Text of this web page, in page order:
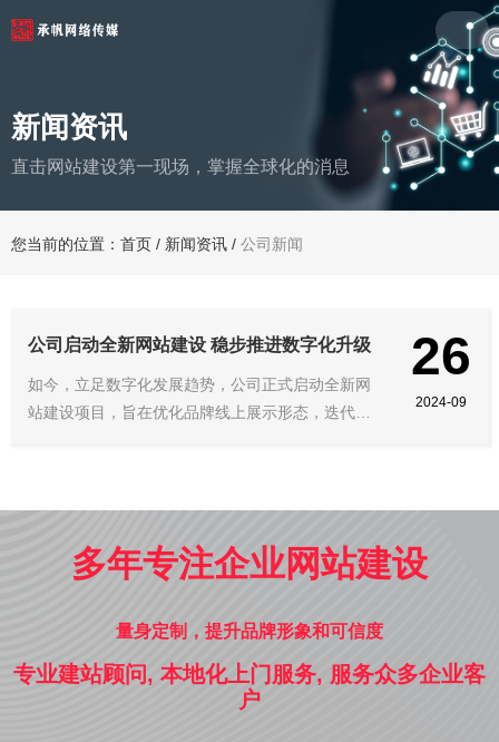
新闻资讯
直击网站建设第一现场，掌握全球化的消息
您当前的位置：首页 / 新闻资讯 / 公司新闻
26
2024-09
公司启动全新网站建设 稳步推进数字化升级
如今，立足数字化发展趋势，公司正式启动全新网
站建设项目，旨在优化品牌线上展示形态，迭代用
多年专注企业网站建设
量身定制，提升品牌形象和可信度
专业建站顾问, 本地化上门服务, 服务众多企业客
户